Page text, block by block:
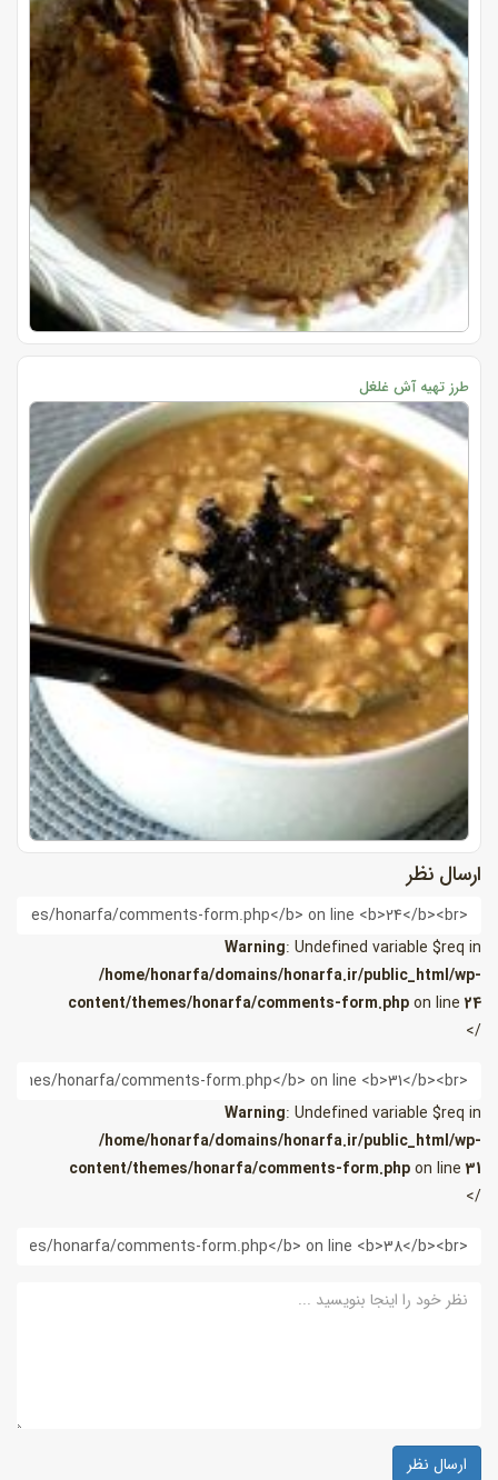
طرز تهیه آش غلغل
ارسال نظر
Warning: Undefined variable $req in
/home/honarfa/domains/honarfa.ir/public_html/wp-
content/themes/honarfa/comments-form.phpon line24
/>
ایمیل
Warning: Undefined variable $req in
/home/honarfa/domains/honarfa.ir/public_html/wp-
content/themes/honarfa/comments-form.phpon line31
/>